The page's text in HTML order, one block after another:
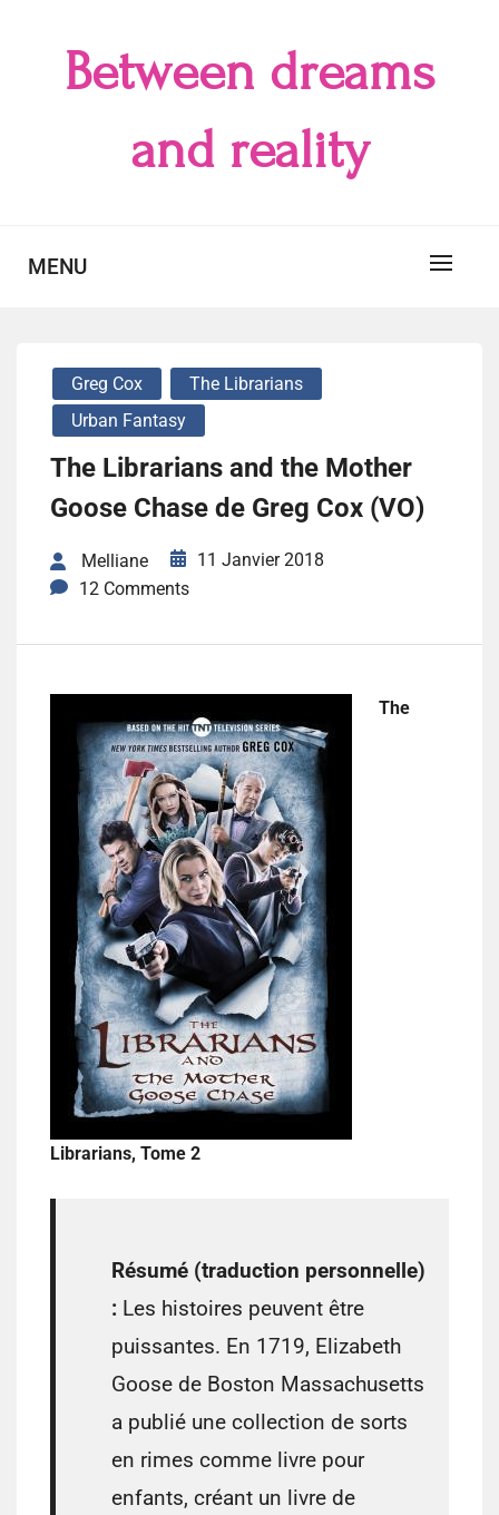
Between dreams
and reality
MENU
Greg Cox
The Librarians
Urban Fantasy
The Librarians and the Mother
Goose Chase de Greg Cox (VO)
Melliane
11 Janvier 2018
12 Comments
The
Librarians, Tome 2
Résumé (traduction personnelle)
: Les histoires peuvent être
puissantes. En 1719, Elizabeth
Goose de Boston Massachusetts
a publié une collection de sorts
en rimes comme livre pour
enfants, créant un livre de